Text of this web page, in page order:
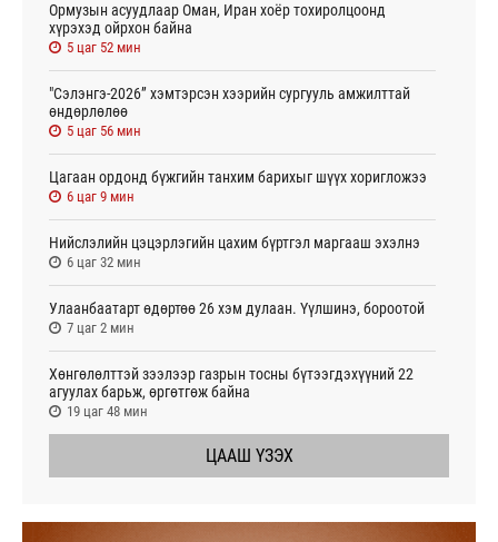
Ормузын асуудлаар Оман, Иран хоёр тохиролцоонд
хүрэхэд ойрхон байна
5 цаг 52 мин
"Сэлэнгэ-2026” хэмтэрсэн хээрийн сургууль амжилттай
өндөрлөлөө
5 цаг 56 мин
Цагаан ордонд бүжгийн танхим барихыг шүүх хоригложээ
6 цаг 9 мин
Нийслэлийн цэцэрлэгийн цахим бүртгэл маргааш эхэлнэ
6 цаг 32 мин
Улаанбаатарт өдөртөө 26 хэм дулаан. Үүлшинэ, бороотой
7 цаг 2 мин
Хөнгөлөлттэй зээлээр газрын тосны бүтээгдэхүүний 22
агуулах барьж, өргөтгөж байна
19 цаг 48 мин
ЦААШ ҮЗЭХ